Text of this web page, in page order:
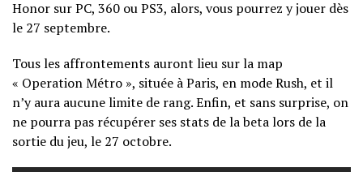
Honor sur PC, 360 ou PS3, alors, vous pourrez y jouer dès
le 27 septembre.
Tous les affrontements auront lieu sur la map
« Operation Métro », située à Paris, en mode Rush, et il
n’y aura aucune limite de rang. Enfin, et sans surprise, on
ne pourra pas récupérer ses stats de la beta lors de la
sortie du jeu, le 27 octobre.